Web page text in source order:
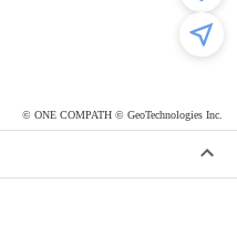
© ONE COMPATH © GeoTechnologies Inc.